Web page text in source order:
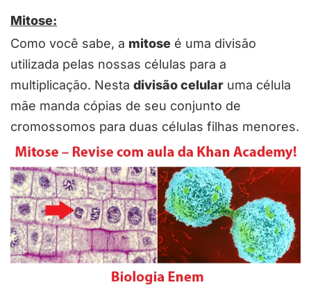
Mitose:
Como você sabe, a mitose é uma divisão
utilizada pelas nossas células para a
multiplicação. Nesta divisão celular uma célula
mãe manda cópias de seu conjunto de
cromossomos para duas células filhas menores.